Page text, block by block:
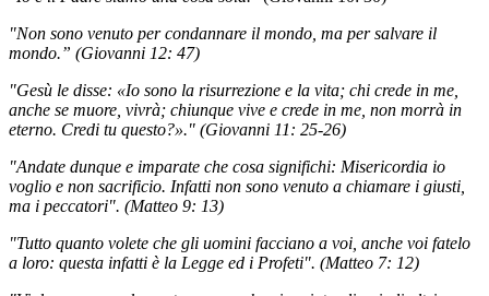
"Non sono venuto per condannare il mondo, ma per salvare il
mondo.” (Giovanni 12: 47)
"Gesù le disse: «Io sono la risurrezione e la vita; chi crede in me,
anche se muore, vivrà; chiunque vive e crede in me, non morrà in
eterno. Credi tu questo?»." (Giovanni 11: 25-26)
"Andate dunque e imparate che cosa significhi: Misericordia io
voglio e non sacrificio. Infatti non sono venuto a chiamare i giusti,
ma i peccatori". (Matteo 9: 13)
"Tutto quanto volete che gli uomini facciano a voi, anche voi fatelo
a loro: questa infatti è la Legge ed i Profeti". (Matteo 7: 12)